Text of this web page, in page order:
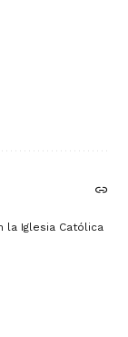
la Iglesia Católica